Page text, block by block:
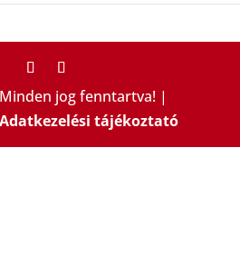
jog fenntartva! |
Adatkezelési tájékoztató